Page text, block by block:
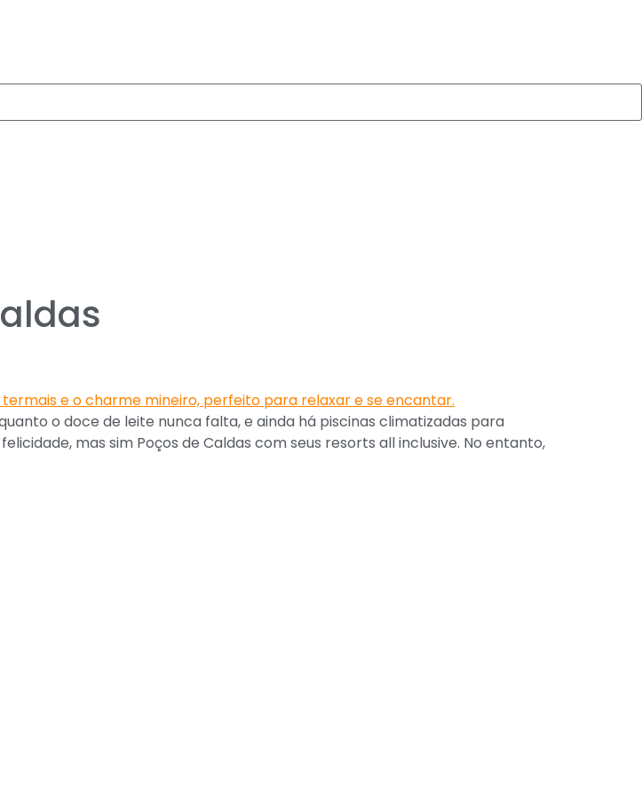
o doce de leite nunca falta, e ainda há piscinas climatizadas para
mas sim Poços de Caldas com seus resorts all inclusive. No entanto,